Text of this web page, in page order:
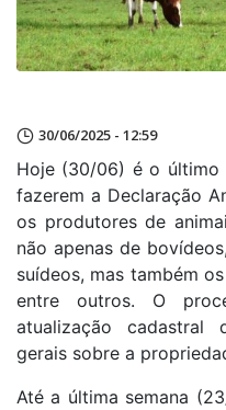
30/06/2025 - 12:59
Hoje (30/06) é o último
fazerem a Declaração
os produtores de
não apenas de
suídeos, mas também
entre outros. O
atualização
gerais sobre a
Até a última semana